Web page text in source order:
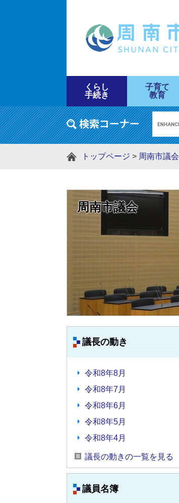
くらし
手続き
子育て
教育
トップページ > 周南市議会
周南市議会
議長の動き
令和8年8月
令和8年7月
令和8年6月
令和8年5月
令和8年4月
議長の動きの一覧を見る
議員名簿